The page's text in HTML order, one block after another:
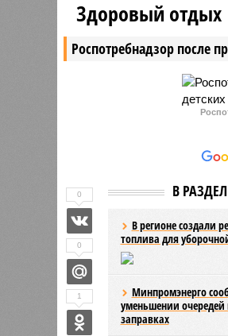
участнику СВО
Роспотребнадзор после
Здоровый отдых
В
В регионе создали
топлива для
Минпромэнерго
уменьшении очередей
заправках
0
0
1